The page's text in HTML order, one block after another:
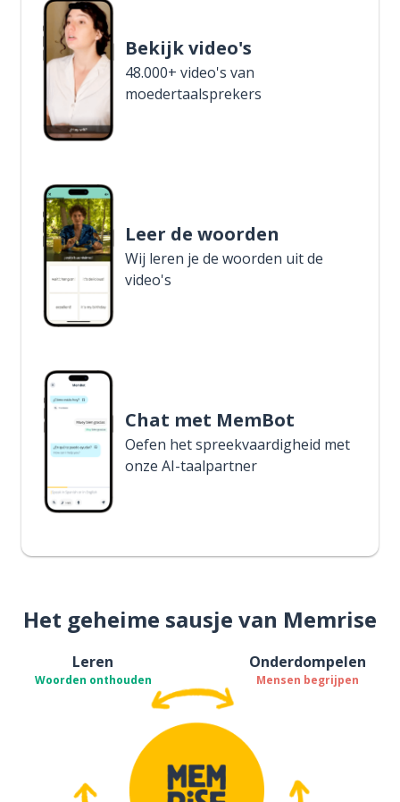
Bekijk video's
48.000+ video's van
moedertaalsprekers
Leer de woorden
Wij leren je de woorden uit de
video's
Chat met MemBot
Oefen het spreekvaardigheid met
onze AI-taalpartner
Het geheime sausje van Memrise
Leren
Woorden onthouden
Onderdompelen
Mensen begrijpen